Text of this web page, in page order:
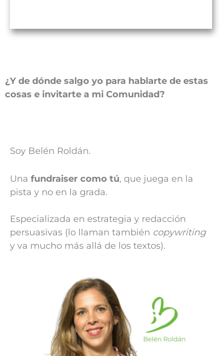
¿Y de dónde salgo yo para hablarte de estas
cosas e invitarte a mi Comunidad?
Soy Belén Roldán.
Una fundraiser como tú, que juega en la
pista y no en la grada.
Especializada en estrategia y redacción
persuasivas (lo llaman también copywriting
y va mucho más allá de los textos).